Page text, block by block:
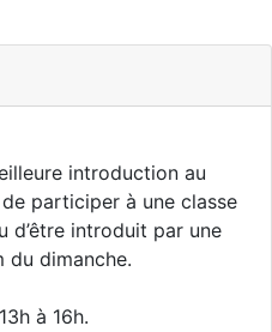
introduction au
participer à une classe
d’être introduit par une
du dimanche.
à 16h.